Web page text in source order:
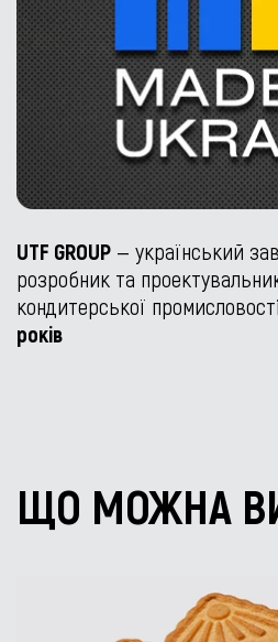
UTF GROUP — український
розробник та
кондитерської промисловості
років
ЩО МОЖНА